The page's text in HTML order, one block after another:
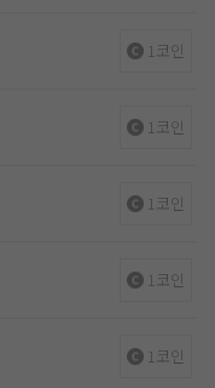
1코인
1코인
1코인
1코인
1코인